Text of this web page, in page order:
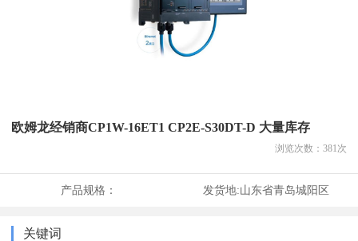
欧姆龙经销商CP1W-16ET1 CP2E-S30DT-D 大量库存
浏览次数： 381次
产品规格： 发货地:山东省青岛城阳区
关键词